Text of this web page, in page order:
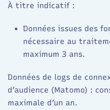
À titre indicatif :
Données issues des
nécessaire au
maximum 3 ans.​
Données de logs de
d’audience (Matomo) :
maximale d’un an.​